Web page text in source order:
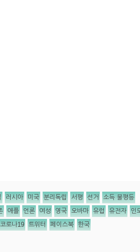
러시아 미국 분리독립 서평 선거 소득 불평등
애플 언론 여성 영국 오바마 유럽 유전자 인
코로나19 트위터 페이스북 한국